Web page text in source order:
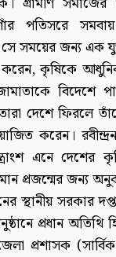
পতিসরে সমবায়
সময়ের জন্য এক
কৃষিকে
বিদেশে
দেশে ফিরলে
করেন।
এনে দেশের
প্রজন্মের জন্য
স্থানীয় সরকার
প্রধান অতিথি
প্রশাসক